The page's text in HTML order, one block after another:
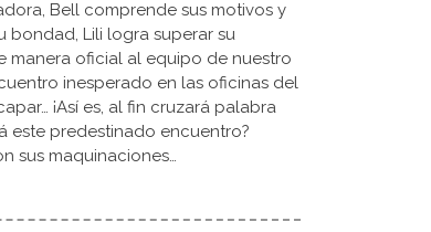
Bell comprende sus motivos y
bondad, Lili logra superar su
manera oficial al equipo de nuestro
inesperado en las oficinas del
¡Así es, al fin cruzará palabra
este predestinado encuentro?
sus maquinaciones…